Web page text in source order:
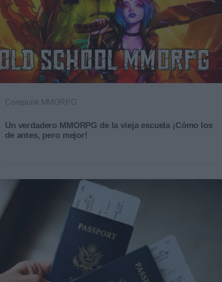
Corepunk MMORPG
Un verdadero MMORPG de la vieja escuela ¡Cómo los
de antes, pero mejor!